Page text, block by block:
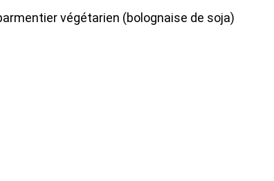
végétarien (bolognaise de soja)